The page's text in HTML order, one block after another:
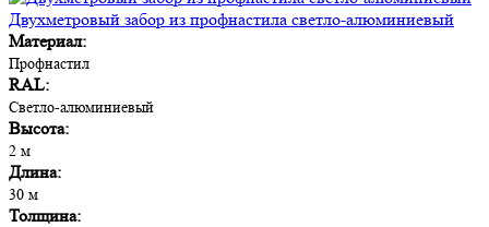
Двухметровый забор из профнастила светло-алюминиевый
Материал:
Профнастил
RAL:
Светло-алюминиевый
Высота:
2 м
Длина:
30 м
Толщина: